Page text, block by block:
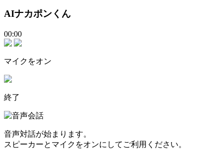
AIナカポンくん
00:00
マイクをオン
終了
音声対話が始まります。
スピーカーとマイクをオンにしてご利用ください。